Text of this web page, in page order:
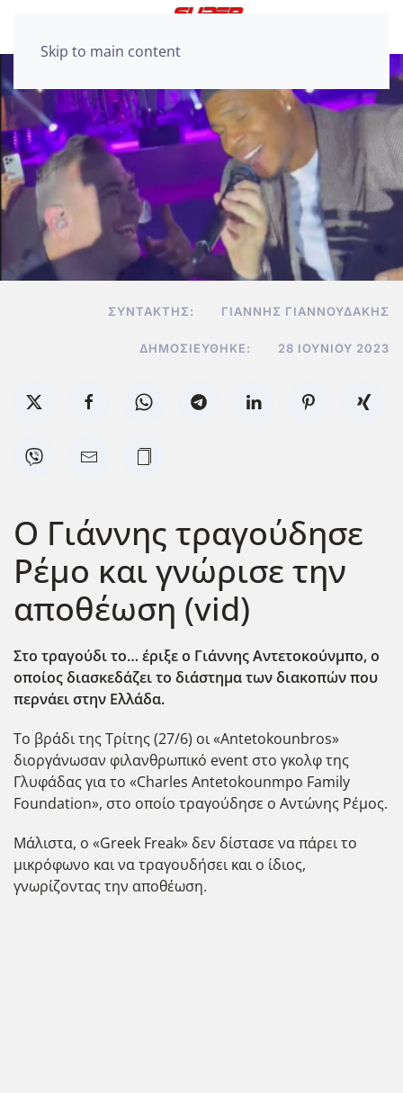
Skip to main content
ΣΥΝΤΆΚΤΗΣ: ΓΙΆΝΝΗΣ ΓΙΑΝΝΟΥΔΆΚΗΣ
ΔΗΜΟΣΙΕΎΘΗΚΕ: 28 ΙΟΥΝΊΟΥ 2023
Ο Γιάννης τραγούδησε
Ρέμο και γνώρισε την
αποθέωση (vid)
Στο τραγούδι το… έριξε ο Γιάννης Αντετοκούνμπο, ο
οποίος διασκεδάζει το διάστημα των διακοπών που
περνάει στην Ελλάδα.
Το βράδι της Τρίτης (27/6) οι «Antetokounbros»
διοργάνωσαν φιλανθρωπικό event στο γκολφ της
Γλυφάδας για το «Charles Antetokounmpo Family
Foundation», στο οποίο τραγούδησε ο Αντώνης Ρέμος.
Μάλιστα, ο «Greek Freak» δεν δίστασε να πάρει το
μικρόφωνο και να τραγουδήσει και ο ίδιος,
γνωρίζοντας την αποθέωση.